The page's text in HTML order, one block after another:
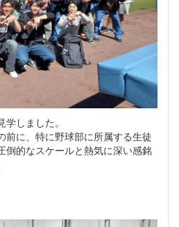
しました。
に、特に野球部に所属する生徒
倒的なスケールと熱気に深い感銘